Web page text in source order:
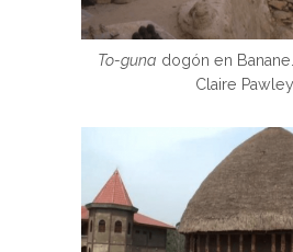
To-guna dogón en
Claire Pawley.